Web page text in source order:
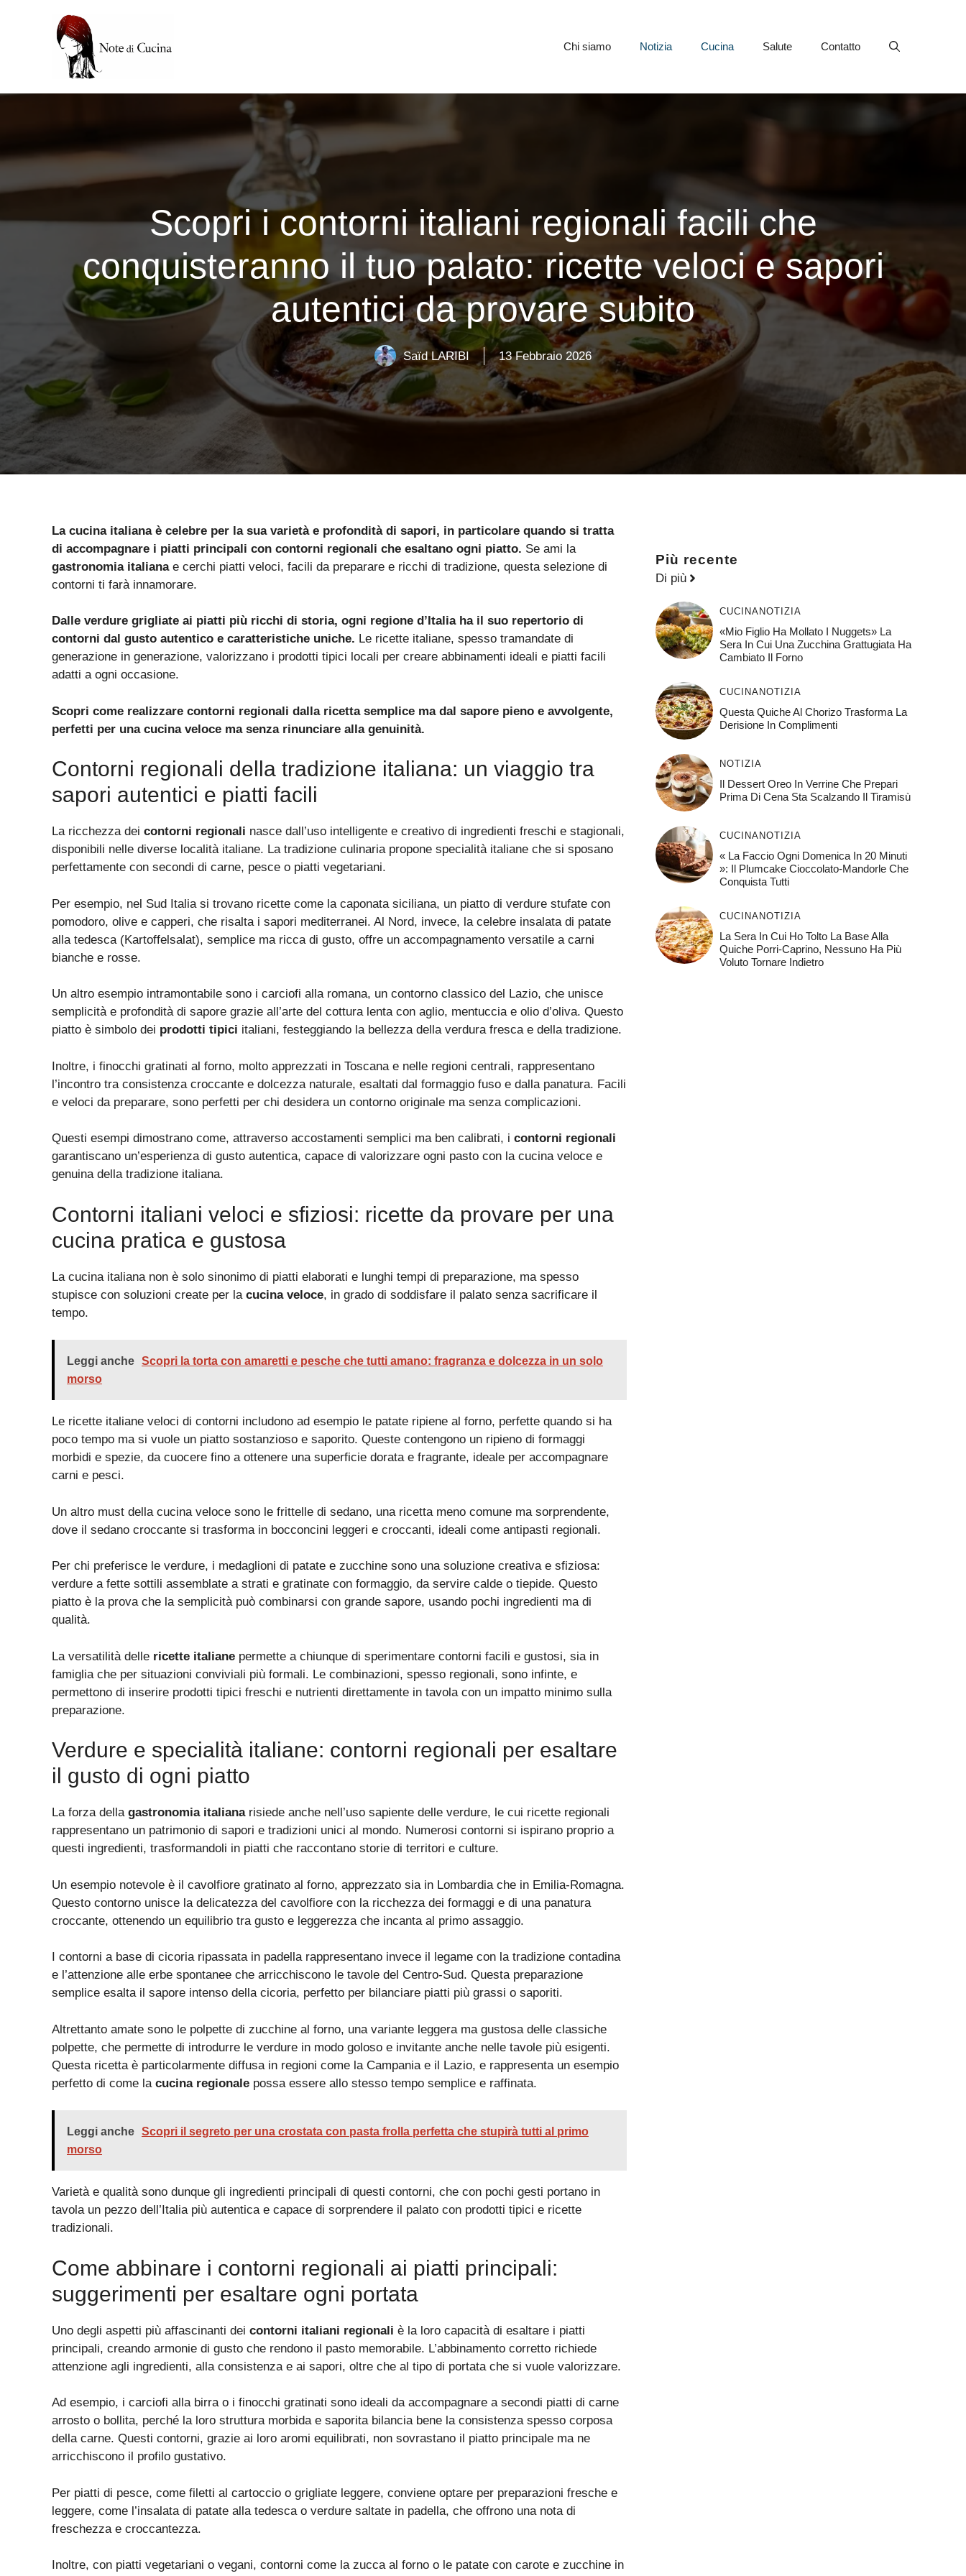
Chi siamo Notizia Cucina Salute Contatto
Scopri i contorni italiani regionali facili che
conquisteranno il tuo palato: ricette veloci e sapori
autentici da provare subito
Saïd LARIBI 13 Febbraio 2026
La cucina italiana è celebre per la sua varietà e profondità di sapori, in particolare quando si tratta
di accompagnare i piatti principali con contorni regionali che esaltano ogni piatto. Se ami la
gastronomia italianae cerchi piatti veloci, facili da preparare e ricchi di tradizione, questa selezione di
contorni ti farà innamorare.
Dalle verdure grigliate ai piatti più ricchi di storia, ogni regione d’Italia ha il suo repertorio di
contorni dal gusto autentico e caratteristiche uniche. Le ricette italiane, spesso tramandate di
generazione in generazione, valorizzano i prodotti tipici locali per creare abbinamenti ideali e piatti facili
adatti a ogni occasione.
Scopri come realizzare contorni regionali dalla ricetta semplice ma dal sapore pieno e avvolgente,
perfetti per una cucina veloce ma senza rinunciare alla genuinità.
Contorni regionali della tradizione italiana: un viaggio tra
sapori autentici e piatti facili
La ricchezza dei contorni regionali nasce dall’uso intelligente e creativo di ingredienti freschi e stagionali,
disponibili nelle diverse località italiane. La tradizione culinaria propone specialità italiane che si sposano
perfettamente con secondi di carne, pesce o piatti vegetariani.
Per esempio, nel Sud Italia si trovano ricette come la caponata siciliana, un piatto di verdure stufate con
pomodoro, olive e capperi, che risalta i sapori mediterranei. Al Nord, invece, la celebre insalata di patate
alla tedesca (Kartoffelsalat), semplice ma ricca di gusto, offre un accompagnamento versatile a carni
bianche e rosse.
Un altro esempio intramontabile sono i carciofi alla romana, un contorno classico del Lazio, che unisce
semplicità e profondità di sapore grazie all’arte del cottura lenta con aglio, mentuccia e olio d’oliva. Questo
piatto è simbolo dei prodotti tipici italiani, festeggiando la bellezza della verdura fresca e della tradizione.
Inoltre, i finocchi gratinati al forno, molto apprezzati in Toscana e nelle regioni centrali, rappresentano
l’incontro tra consistenza croccante e dolcezza naturale, esaltati dal formaggio fuso e dalla panatura. Facili
e veloci da preparare, sono perfetti per chi desidera un contorno originale ma senza complicazioni.
Questi esempi dimostrano come, attraverso accostamenti semplici ma ben calibrati, i contorni regionali
garantiscano un’esperienza di gusto autentica, capace di valorizzare ogni pasto con la cucina veloce e
genuina della tradizione italiana.
Contorni italiani veloci e sfiziosi: ricette da provare per una
cucina pratica e gustosa
La cucina italiana non è solo sinonimo di piatti elaborati e lunghi tempi di preparazione, ma spesso
stupisce con soluzioni create per la cucina veloce, in grado di soddisfare il palato senza sacrificare il
tempo.
Leggi anche Scopri la torta con amaretti e pesche che tutti amano: fragranza e dolcezza in un solo
morso
Le ricette italiane veloci di contorni includono ad esempio le patate ripiene al forno, perfette quando si ha
poco tempo ma si vuole un piatto sostanzioso e saporito. Queste contengono un ripieno di formaggi
morbidi e spezie, da cuocere fino a ottenere una superficie dorata e fragrante, ideale per accompagnare
carni e pesci.
Un altro must della cucina veloce sono le frittelle di sedano, una ricetta meno comune ma sorprendente,
dove il sedano croccante si trasforma in bocconcini leggeri e croccanti, ideali come antipasti regionali.
Per chi preferisce le verdure, i medaglioni di patate e zucchine sono una soluzione creativa e sfiziosa:
verdure a fette sottili assemblate a strati e gratinate con formaggio, da servire calde o tiepide. Questo
piatto è la prova che la semplicità può combinarsi con grande sapore, usando pochi ingredienti ma di
qualità.
La versatilità delle ricette italiane permette a chiunque di sperimentare contorni facili e gustosi, sia in
famiglia che per situazioni conviviali più formali. Le combinazioni, spesso regionali, sono infinte, e
permettono di inserire prodotti tipici freschi e nutrienti direttamente in tavola con un impatto minimo sulla
preparazione.
Verdure e specialità italiane: contorni regionali per esaltare
il gusto di ogni piatto
La forza della gastronomia italianarisiede anche nell’uso sapiente delle verdure, le cui ricette regionali
rappresentano un patrimonio di sapori e tradizioni unici al mondo. Numerosi contorni si ispirano proprio a
questi ingredienti, trasformandoli in piatti che raccontano storie di territori e culture.
Un esempio notevole è il cavolfiore gratinato al forno, apprezzato sia in Lombardia che in Emilia-Romagna.
Questo contorno unisce la delicatezza del cavolfiore con la ricchezza dei formaggi e di una panatura
croccante, ottenendo un equilibrio tra gusto e leggerezza che incanta al primo assaggio.
I contorni a base di cicoria ripassata in padella rappresentano invece il legame con la tradizione contadina
e l’attenzione alle erbe spontanee che arricchiscono le tavole del Centro-Sud. Questa preparazione
semplice esalta il sapore intenso della cicoria, perfetto per bilanciare piatti più grassi o saporiti.
Altrettanto amate sono le polpette di zucchine al forno, una variante leggera ma gustosa delle classiche
polpette, che permette di introdurre le verdure in modo goloso e invitante anche nelle tavole più esigenti.
Questa ricetta è particolarmente diffusa in regioni come la Campania e il Lazio, e rappresenta un esempio
perfetto di come la cucina regionale possa essere allo stesso tempo semplice e raffinata.
Leggi anche Scopri il segreto per una crostata con pasta frolla perfetta che stupirà tutti al primo
morso
Varietà e qualità sono dunque gli ingredienti principali di questi contorni, che con pochi gesti portano in
tavola un pezzo dell’Italia più autentica e capace di sorprendere il palato con prodotti tipici e ricette
tradizionali.
Come abbinare i contorni regionali ai piatti principali:
suggerimenti per esaltare ogni portata
Uno degli aspetti più affascinanti dei contorni italiani regionali è la loro capacità di esaltare i piatti
principali, creando armonie di gusto che rendono il pasto memorabile. L’abbinamento corretto richiede
attenzione agli ingredienti, alla consistenza e ai sapori, oltre che al tipo di portata che si vuole valorizzare.
Ad esempio, i carciofi alla birra o i finocchi gratinati sono ideali da accompagnare a secondi piatti di carne
arrosto o bollita, perché la loro struttura morbida e saporita bilancia bene la consistenza spesso corposa
della carne. Questi contorni, grazie ai loro aromi equilibrati, non sovrastano il piatto principale ma ne
arricchiscono il profilo gustativo.
Per piatti di pesce, come filetti al cartoccio o grigliate leggere, conviene optare per preparazioni fresche e
leggere, come l’insalata di patate alla tedesca o verdure saltate in padella, che offrono una nota di
freschezza e croccantezza.
Inoltre, con piatti vegetariani o vegani, contorni come la zucca al forno o le patate con carote e zucchine in
Più recente
Di più
CUCINANOTIZIA
«Mio Figlio Ha Mollato I Nuggets» La
Sera In Cui Una Zucchina Grattugiata Ha
Cambiato Il Forno
CUCINANOTIZIA
Questa Quiche Al Chorizo ​​trasforma La
Derisione In Complimenti
NOTIZIA
Il Dessert Oreo In Verrine Che Prepari
Prima Di Cena Sta Scalzando Il Tiramisù
CUCINANOTIZIA
« La Faccio Ogni Domenica In 20 Minuti
»: Il Plumcake Cioccolato-Mandorle Che
Conquista Tutti
CUCINANOTIZIA
La Sera In Cui Ho Tolto La Base Alla
Quiche Porri-Caprino, Nessuno Ha Più
Voluto Tornare Indietro